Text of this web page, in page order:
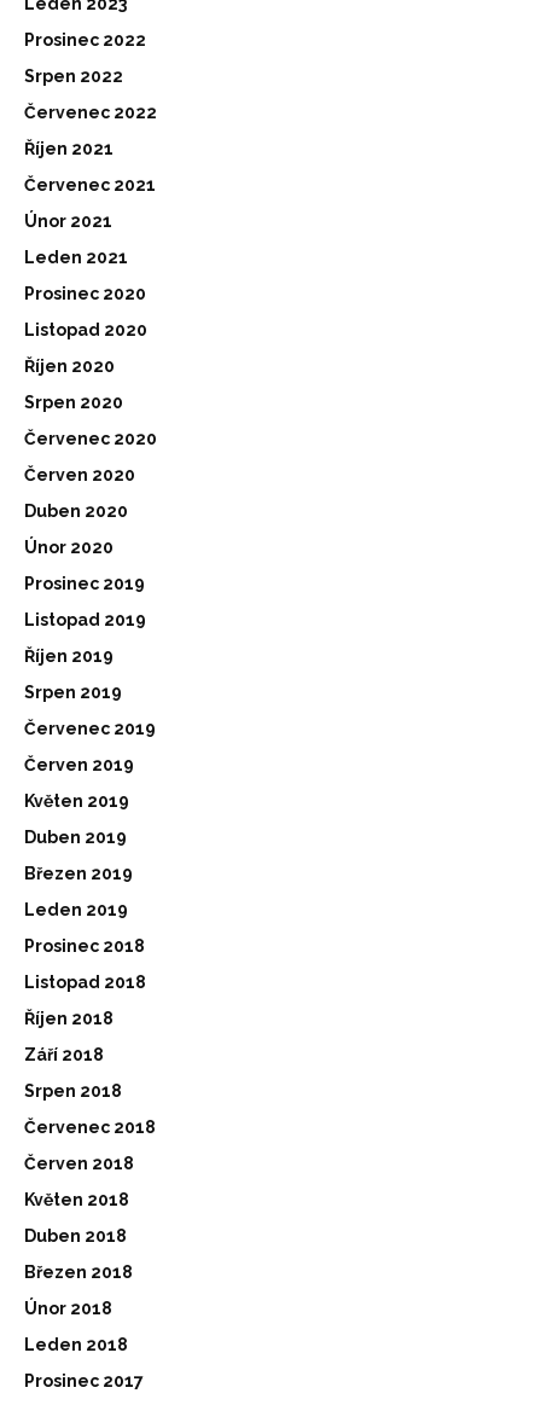
Prosinec 2022
Srpen 2022
Červenec 2022
Říjen 2021
Červenec 2021
Únor 2021
Leden 2021
Prosinec 2020
Listopad 2020
Říjen 2020
Srpen 2020
Červenec 2020
Červen 2020
Duben 2020
Únor 2020
Prosinec 2019
Listopad 2019
Říjen 2019
Srpen 2019
Červenec 2019
Červen 2019
Květen 2019
Duben 2019
Březen 2019
Leden 2019
Prosinec 2018
Listopad 2018
Říjen 2018
Září 2018
Srpen 2018
Červenec 2018
Červen 2018
Květen 2018
Duben 2018
Březen 2018
Únor 2018
Leden 2018
Prosinec 2017